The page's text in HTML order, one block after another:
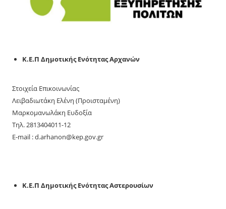
Κ.Ε.Π Δημοτικής Ενότητας Αρχανών
Στοιχεία Επικοινωνίας
Λειβαδιωτάκη Ελένη (Προισταμένη)
Μαρκομανωλάκη Ευδοξία
Τηλ. 2813404011-12
E-mail : d.arhanon@kep.gov.gr
Κ.Ε.Π Δημοτικής Ενότητας Αστερουσίων